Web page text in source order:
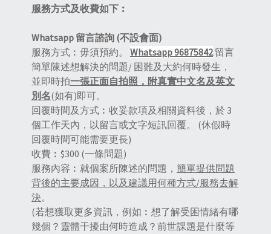
服務方式及收費如下︰
Whatsapp 留言諮詢 (不設會面)
服務方式︰毋須預約。 Whatsapp 96875842留言
簡單陳述想解決的問題/ 困難及大約何時發生，
並即時拍一張正面自拍照，附真實中文名及英文
別名(如有)即可。
回覆時間及方式︰收妥款項及相關資料後，於 3
個工作天內，以留言或文字短訊回覆。 (休假時
回覆時間可能需要更長)
收費︰$300 (一條問題)
服務內容︰就個案所陳述的問題， 簡單提供問題
背後的主要成因，以及建議用何種方式/服務去解
決。
(若想獲取更多資訊，例如︰想了解受困情緒有哪
幾個？靈體干擾由何時造成？前世課題是什麼等